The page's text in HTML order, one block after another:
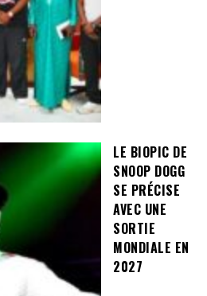
LE BIOPIC DE
SNOOP DOGG
SE PRÉCISE
AVEC UNE
SORTIE
MONDIALE EN
2027